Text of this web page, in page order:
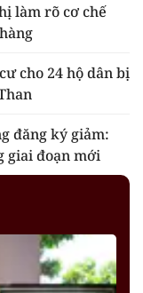
làm rõ cơ chế
cho 24 hộ dân bị
đăng ký giảm:
giai đoạn mới